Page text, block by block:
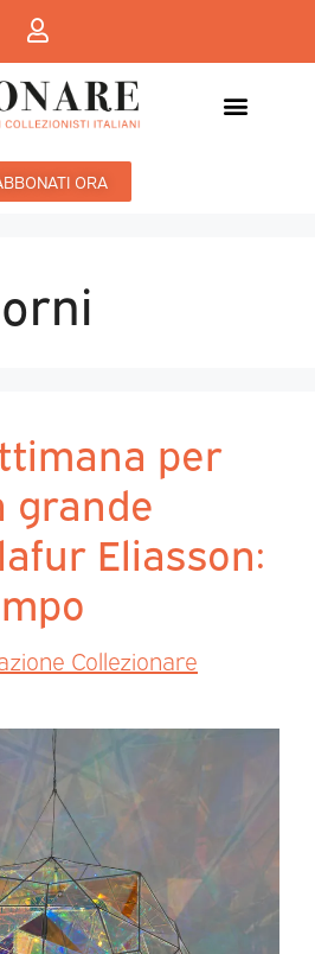
ORA
per
grande
Eliasson:
Collezionare